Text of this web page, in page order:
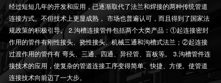
经过短短几年的开发和应用，已逐渐取代了法兰和焊接的两种传统管道
连接方式。不但技术上更显成熟， 市场也普遍认可，而且得到了国家法
规政策的积极引导。 2.沟槽连接管件包括两个大类产品：①起连接密封
作用的管件有刚性接头、挠性接头、机械三通和沟槽式法兰；②起连接
过渡作用的管件有 弯头、三通、四通、异径管、盲板等。 3.沟槽管件连
接技术的应用，使复杂的管道连接工序变得简单、快捷、方便。使管道
连接技术向前迈了一大步。